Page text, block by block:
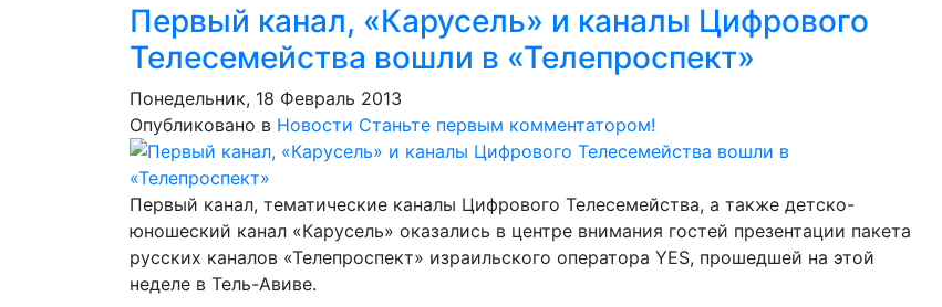
Первый канал, «Карусель» и каналы Цифрового
Телесемейства вошли в «Телепроспект»
Понедельник, 18 Февраль 2013
Опубликовано в Новости Станьте первым комментатором!
Первый канал, тематические каналы Цифрового Телесемейства, а также детско-
юношеский канал «Карусель» оказались в центре внимания гостей презентации пакета
русских каналов «Телепроспект» израильского оператора YES, прошедшей на этой
неделе в Тель-Авиве.